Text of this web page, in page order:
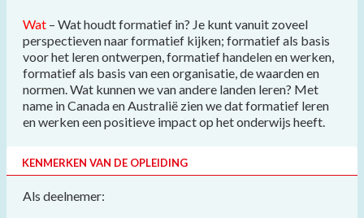
Wat – Wat houdt formatief in? Je kunt vanuit zoveel
perspectieven naar formatief kijken; formatief als basis
voor het leren ontwerpen, formatief handelen en werken,
formatief als basis van een organisatie, de waarden en
normen. Wat kunnen we van andere landen leren? Met
name in Canada en Australië zien we dat formatief leren
en werken een positieve impact op het onderwijs heeft.
KENMERKEN VAN DE OPLEIDING
Als deelnemer: